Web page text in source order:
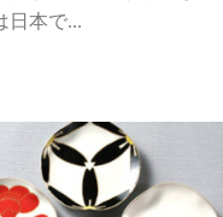
日本で...